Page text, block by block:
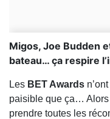
​Migos, Joe Budden
bateau… ça respire
Les BET Awards
paisible que ça…
prendre toutes les